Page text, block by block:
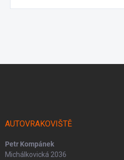
AUTOVRAKOVIŠTĚ
Petr Kompánek
Michálkovická 2036